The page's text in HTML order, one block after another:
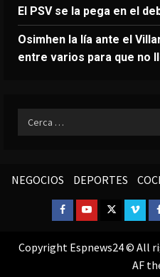
El PSV se la pega en el
Osimhen la lía ante el
entre varios para que no
Ricerca
per:
NEGOCIOS DEPORTES
Facebook
YoutubeTwitter
Copyright Espnews24 © All
AF